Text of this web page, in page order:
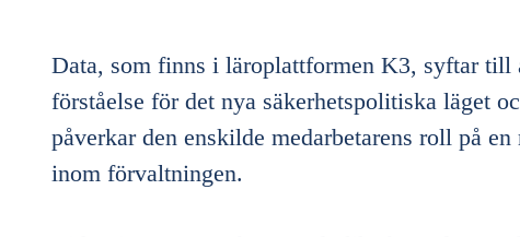
Data, som finns i läroplattformen K3, syftar till
förståelse för det nya säkerhetspolitiska läget
påverkar den enskilde medarbetarens roll på
inom förvaltningen.